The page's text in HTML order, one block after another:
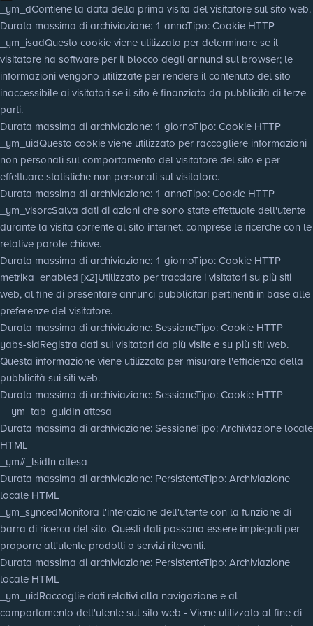
_ym_dContiene la data della prima visita del visitatore sul sito web.
Durata massima di archiviazione: 1 annoTipo: Cookie HTTP
_ym_isadQuesto cookie viene utilizzato per determinare se il
visitatore ha software per il blocco degli annunci sul browser; le
informazioni vengono utilizzate per rendere il contenuto del sito
inaccessibile ai visitatori se il sito è finanziato da pubblicità di terze
parti.
Durata massima di archiviazione: 1 giornoTipo: Cookie HTTP
_ym_uidQuesto cookie viene utilizzato per raccogliere informazioni
non personali sul comportamento del visitatore del sito e per
effettuare statistiche non personali sul visitatore.
Durata massima di archiviazione: 1 annoTipo: Cookie HTTP
_ym_visorcSalva dati di azioni che sono state effettuate dell'utente
durante la visita corrente al sito internet, comprese le ricerche con le
relative parole chiave.
Durata massima di archiviazione: 1 giornoTipo: Cookie HTTP
metrika_enabled [x2]Utilizzato per tracciare i visitatori su più siti
web, al fine di presentare annunci pubblicitari pertinenti in base alle
preferenze del visitatore.
Durata massima di archiviazione: SessioneTipo: Cookie HTTP
yabs-sidRegistra dati sui visitatori da più visite e su più siti web.
Questa informazione viene utilizzata per misurare l'efficienza della
pubblicità sui siti web.
Durata massima di archiviazione: SessioneTipo: Cookie HTTP
__ym_tab_guidIn attesa
Durata massima di archiviazione: SessioneTipo: Archiviazione locale
HTML
_ym#_lsidIn attesa
Durata massima di archiviazione: PersistenteTipo: Archiviazione
locale HTML
_ym_syncedMonitora l'interazione dell'utente con la funzione di
barra di ricerca del sito. Questi dati possono essere impiegati per
proporre all'utente prodotti o servizi rilevanti.
Durata massima di archiviazione: PersistenteTipo: Archiviazione
locale HTML
_ym_uidRaccoglie dati relativi alla navigazione e al
comportamento dell'utente sul sito web - Viene utilizzato al fine di